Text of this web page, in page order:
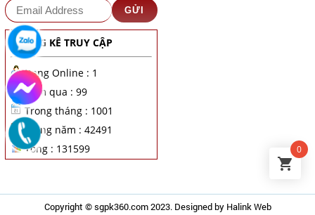
THỐNG KÊ TRUY CẬP
Đang Online : 1
Hôm qua : 99
Trong tháng : 1001
Trong năm : 42491
Tổng : 131599
Copyright ©sgpk360.com2023. Designed by Halink Web
0